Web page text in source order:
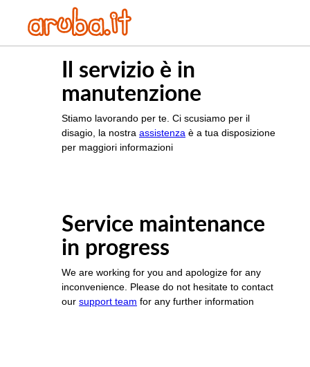
Il servizio è in
manutenzione
Stiamo lavorando per te. Ci scusiamo per il
disagio, la nostra assistenza è a tua disposizione
per maggiori informazioni
Service maintenance
in progress
We are working for you and apologize for any
inconvenience. Please do not hesitate to contact
our support team for any further information